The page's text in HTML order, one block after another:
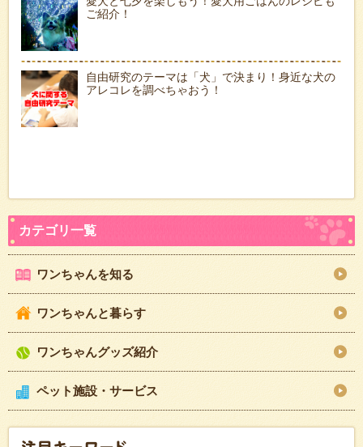
ご紹介！
自由研究のテーマは「犬」で決まり！身近な犬の
アレコレを調べちゃおう！
ワンちゃんを知る
ワンちゃんと暮らす
ワンちゃんグッズ紹介
ペット施設・サービス